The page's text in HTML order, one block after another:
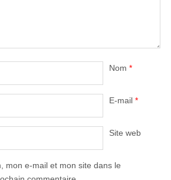
Nom *
E-mail *
Site web
mon e-mail et mon site dans le